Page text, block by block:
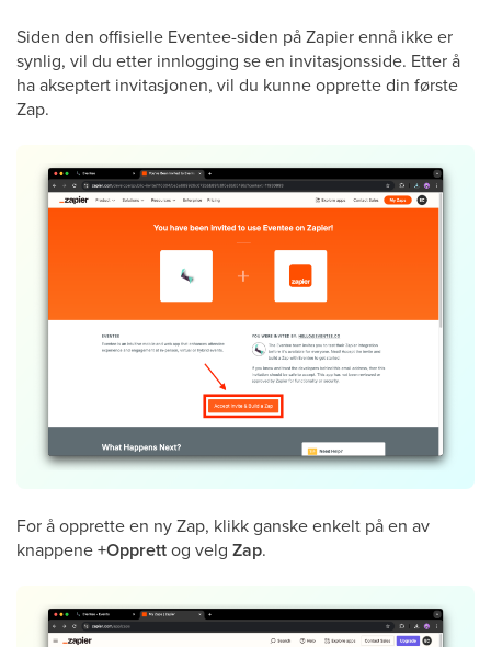
Siden den offisielle Eventee-siden på Zapier ennå ikke er
synlig, vil du etter innlogging se en invitasjonsside. Etter å
ha akseptert invitasjonen, vil du kunne opprette din første
Zap.
For å opprette en ny Zap, klikk ganske enkelt på en av
knappene+Opprettog velg Zap.